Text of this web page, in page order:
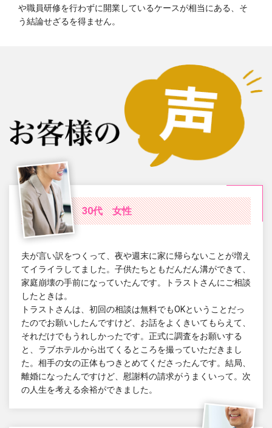
や職員研修を行わずに開業しているケースが相当にある、そ
う結論せざるを得ません。
30代 女性
夫が言い訳をつくって、夜や週末に家に帰らないことが増え
てイライラしてました。子供たちともだんだん溝ができて、
家庭崩壊の手前になっていたんです。トラストさんにご相談
したときは。
トラストさんは、初回の相談は無料でもOKということだっ
たのでお願いしたんですけど、お話をよくきいてもらえて、
それだけでもうれしかったです。正式に調査をお願いする
と、ラブホテルから出てくるところを撮っていただきまし
た。相手の女の正体もつきとめてくださったんです。結局、
離婚になったんですけど、慰謝料の請求がうまくいって。次
の人生を考える余裕ができました。